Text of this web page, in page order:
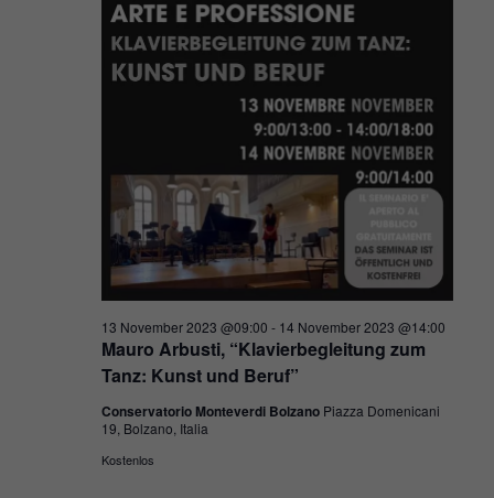
Mauro Arbusti, “Klavierbegleitung zum
Tanz: Kunst und Beruf”
13 November 2023 @09:00 - 14 November 2023 @14:00
Conservatorio Monteverdi Bolzano Piazza Domenicani
19, Bolzano, Italia
Kostenlos
Ihres
Besuchs so
gut wie
möglich
funktioniert.
Wenn Sie
diese
Cookies
ablehnen,
werden
einige
Funktionen
auf der
Website
nicht mehr
verfügbar
sein.